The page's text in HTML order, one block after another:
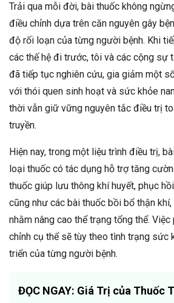
Trải qua mỗi đời, bài thuốc không
điều chỉnh dựa trên căn nguyên gây
độ rối loạn của từng người bệnh. Khi
các thế hệ đi trước, tôi và các cộng
đã tiếp tục nghiên cứu, gia giảm một
với thói quen sinh hoạt và sức khỏe
thời vẫn giữ vững nguyên tắc điều trị
truyền.
Hiện nay, trong một liệu trình điều trị,
loại thuốc có tác dụng hỗ trợ tăng
thuốc giúp lưu thông khí huyết, phục
cũng như các bài thuốc bồi bổ thận
nhằm nâng cao thể trạng tổng thể.
chỉnh cụ thể sẽ tùy theo tình trạng sức
triển của từng người bệnh.
ĐỌC NGAY: Giá Trị của Thuốc